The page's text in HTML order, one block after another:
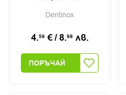
Dentinox
4.59 €/8.98 лв.
ПОРЪЧАЙ